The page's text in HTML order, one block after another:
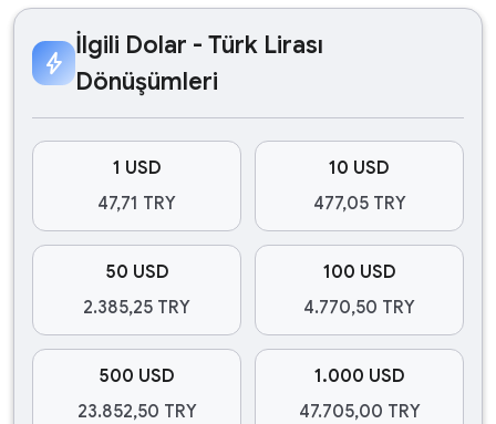
bolt
İlgili Dolar - Türk Lirası
Dönüşümleri
1 USD
47,71 TRY
10 USD
477,05 TRY
50 USD
2.385,25 TRY
100 USD
4.770,50 TRY
500 USD
23.852,50 TRY
1.000 USD
47.705,00 TRY